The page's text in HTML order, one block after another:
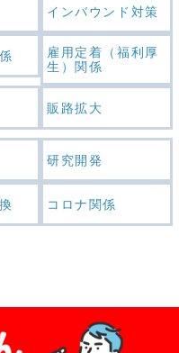
インバウンド対策
雇用定着（福利厚
生）関係
販路拡大
研究開発
コロナ関係